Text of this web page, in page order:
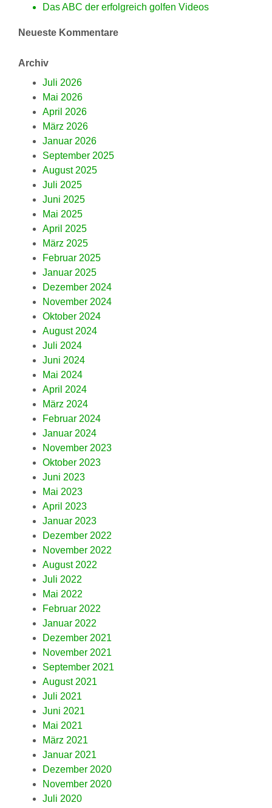
Das ABC der erfolgreich golfen Videos
Neueste Kommentare
Archiv
Juli 2026
Mai 2026
April 2026
März 2026
Januar 2026
September 2025
August 2025
Juli 2025
Juni 2025
Mai 2025
April 2025
März 2025
Februar 2025
Januar 2025
Dezember 2024
November 2024
Oktober 2024
August 2024
Juli 2024
Juni 2024
Mai 2024
April 2024
März 2024
Februar 2024
Januar 2024
November 2023
Oktober 2023
Juni 2023
Mai 2023
April 2023
Januar 2023
Dezember 2022
November 2022
August 2022
Juli 2022
Mai 2022
Februar 2022
Januar 2022
Dezember 2021
November 2021
September 2021
August 2021
Juli 2021
Juni 2021
Mai 2021
März 2021
Januar 2021
Dezember 2020
November 2020
Juli 2020